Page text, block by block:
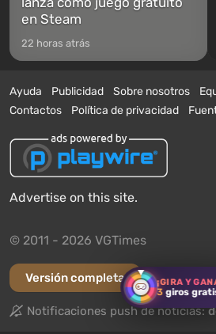
¡GIRA Y
3 giros
en Steam
22 horas atrás
Ayuda Publicidad Sobre nosotros
Contactos
Política de privacidad
Advertise on this site.
© 2011 - 2026 VGTimes
Versión completa
Notificaciones push de noticias: